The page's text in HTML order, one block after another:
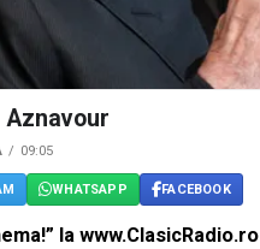
Aznavour
09:05
WHATSAPP FACEBOOK
la www.ClasicRadio.ro